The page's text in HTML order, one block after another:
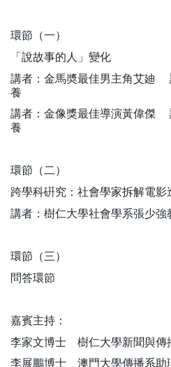
環節（一）
「說故事的人」變化
講者：金馬奬最佳男主角艾廸
養
講者：金像獎最佳導演黃偉傑
養
環節（二）
跨學科硏究：社會學家拆解電影
講者：樹仁大學社會學系張少強
環節（三）
問答環節
嘉賓主持：
李家文博士 樹仁大學新聞與傳
李展鵬博士 澳門大學傳播系助